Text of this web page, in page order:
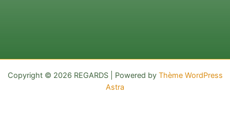
Copyright © 2026 REGARDS | Powered by Thème WordPress
Astra